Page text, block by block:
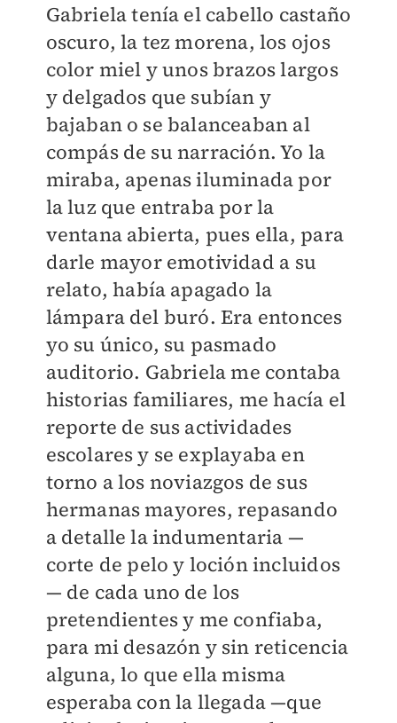
Gabriela tenía el cabello castaño
oscuro, la tez morena, los ojos
color miel y unos brazos largos
y delgados que subían y
bajaban o se balanceaban al
compás de su narración. Yo la
miraba, apenas iluminada por
la luz que entraba por la
ventana abierta, pues ella, para
darle mayor emotividad a su
relato, había apagado la
lámpara del buró. Era entonces
yo su único, su pasmado
auditorio. Gabriela me contaba
historias familiares, me hacía el
reporte de sus actividades
escolares y se explayaba en
torno a los noviazgos de sus
hermanas mayores, repasando
a detalle la indumentaria —
corte de pelo y loción incluidos
— de cada uno de los
pretendientes y me confiaba,
para mi desazón y sin reticencia
alguna, lo que ella misma
esperaba con la llegada —que